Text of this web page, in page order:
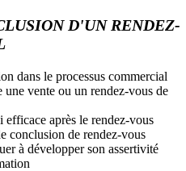
D'UN RENDEZ-
dans le processus commercial
vente ou un rendez-vous de
efficace après le rendez-vous
conclusion de rendez-vous
à développer son assertivité